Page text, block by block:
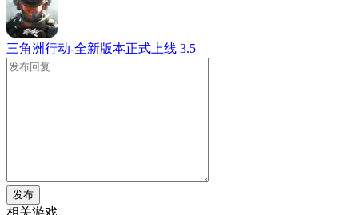
三角洲行动-全新版本正式上线 3.5
发布
相关游戏